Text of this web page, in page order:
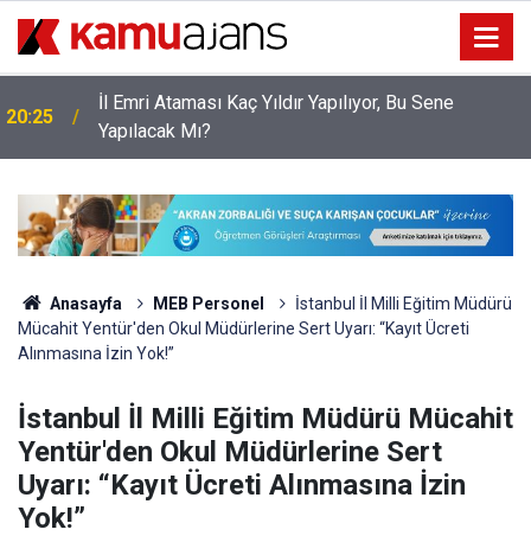
20:25
İl Emri Ataması Kaç Yıldır Yapılıyor, Bu Sene
Yapılacak Mı?
Anasayfa MEB Personel
İstanbul İl Milli Eğitim Müdürü
Mücahit Yentür'den Okul Müdürlerine Sert Uyarı: “Kayıt Ücreti
Alınmasına İzin Yok!”
İstanbul İl Milli Eğitim Müdürü Mücahit
Yentür'den Okul Müdürlerine Sert
Uyarı: “Kayıt Ücreti Alınmasına İzin
Yok!”